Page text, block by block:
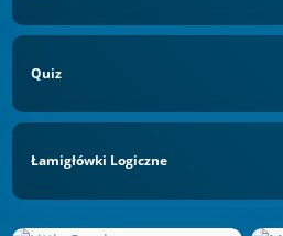
Quiz
Łamigłówki Logiczne